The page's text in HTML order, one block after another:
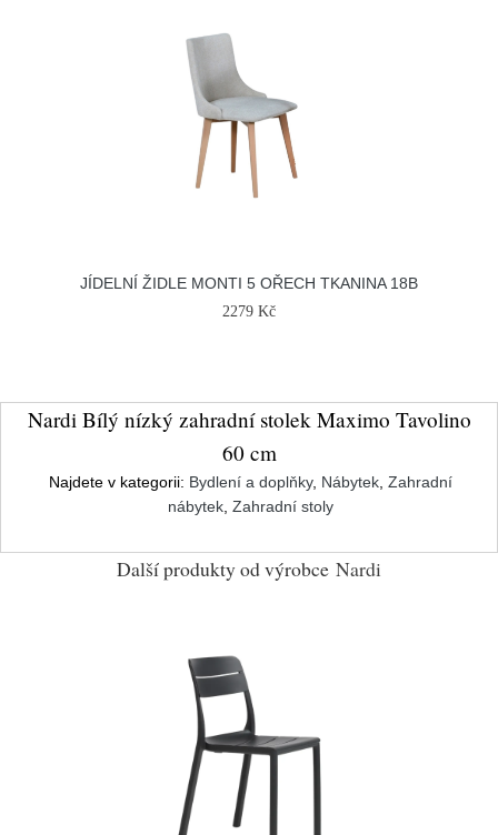
JÍDELNÍ ŽIDLE MONTI 5 OŘECH TKANINA 18B
2279 Kč
Nardi Bílý nízký zahradní stolek Maximo Tavolino
60 cm
Najdete v kategorii: Bydlení a doplňky, Nábytek, Zahradní
nábytek, Zahradní stoly
Další produkty od výrobce Nardi